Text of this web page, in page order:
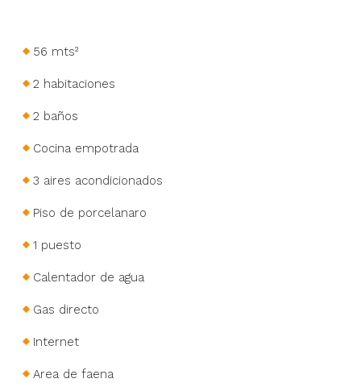
56 mts²
2 habitaciones
2 baños
Cocina empotrada
3 aires acondicionados
Piso de porcelanaro
1 puesto
Calentador de agua
Gas directo
Internet
Area de faena